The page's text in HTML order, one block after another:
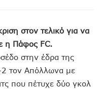
στον τελικό για να
η Πάφος FC.
στην έδρα της
2 τον Απόλλωνα με
που πέτυχε δύο γκολ